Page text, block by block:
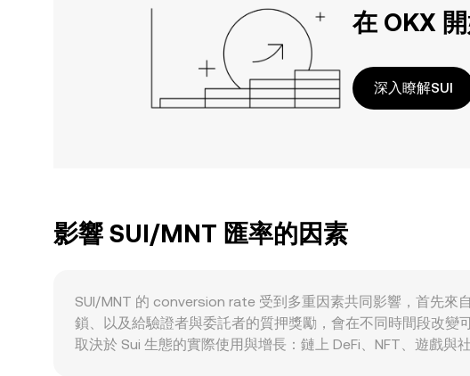
在 OKX
深入瞭解SUI
影響 SUI/MNT 匯率的因素
SUI/MNT 的 conversion rate 受到多重因素共同影響，首先來
鎖、以及給驗證者與委託者的質押獎勵，會在不同時間段改變
取決於 Sui 生態的實際使用與增長：鏈上 DeFi、NFT、遊戲與